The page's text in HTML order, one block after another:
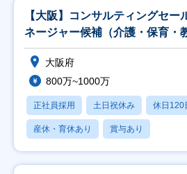
【大阪】コンサルティングセー
ネージャー候補（介護・保育・
大阪府
800万~1000万
正社員採用 土日祝休み 休日120
産休・育休あり 賞与あり